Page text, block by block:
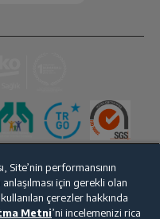
İşlem Rehberi
Site’nin performansının
için gerekli olan
çerezler hakkında
Metni’ni incelemenizi rica